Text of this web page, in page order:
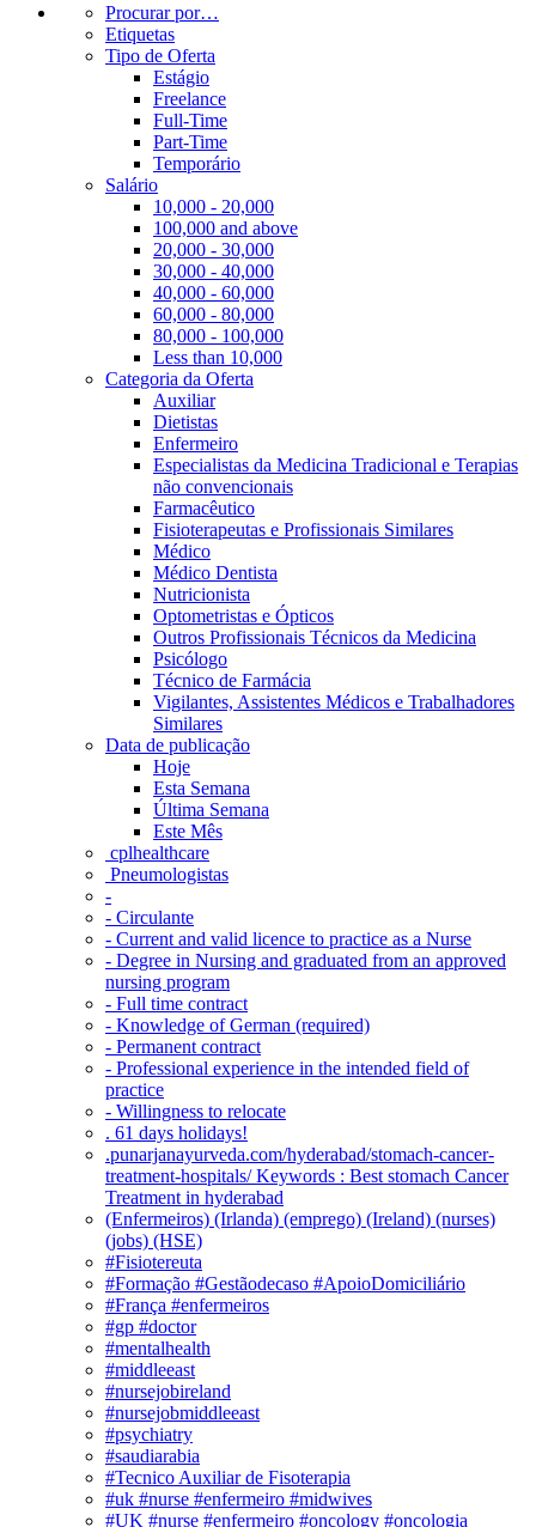
Procurar por…
Etiquetas
Tipo de Oferta
Estágio
Freelance
Full-Time
Part-Time
Temporário
Salário
10,000 - 20,000
100,000 and above
20,000 - 30,000
30,000 - 40,000
40,000 - 60,000
60,000 - 80,000
80,000 - 100,000
Less than 10,000
Categoria da Oferta
Auxiliar
Dietistas
Enfermeiro
Especialistas da Medicina Tradicional e Terapias
não convencionais
Farmacêutico
Fisioterapeutas e Profissionais Similares
Médico
Médico Dentista
Nutricionista
Optometristas e Ópticos
Outros Profissionais Técnicos da Medicina
Psicólogo
Técnico de Farmácia
Vigilantes, Assistentes Médicos e Trabalhadores
Similares
Data de publicação
Hoje
Esta Semana
Última Semana
Este Mês
‎ cplhealthcare‬
Pneumologistas
-
- Circulante
- Current and valid licence to practice as a Nurse
- Degree in Nursing and graduated from an approved
nursing program
- Full time contract
- Knowledge of German (required)
- Permanent contract
- Professional experience in the intended field of
practice
- Willingness to relocate
. 61 days holidays!
.punarjanayurveda.com/hyderabad/stomach-cancer-
treatment-hospitals/ Keywords : Best stomach Cancer
Treatment in hyderabad
(Enfermeiros) (Irlanda) (emprego) (Ireland) (nurses)
(jobs) (HSE)
#Fisiotereuta
#Formação #Gestãodecaso #ApoioDomiciliário
#França #enfermeiros
#gp #doctor
#mentalhealth
#middleeast
#nursejobireland
#nursejobmiddleeast
#psychiatry
#saudiarabia
#Tecnico Auxiliar de Fisoterapia
#uk #nurse #enfermeiro #midwives
#UK #nurse #enfermeiro #oncology #oncologia